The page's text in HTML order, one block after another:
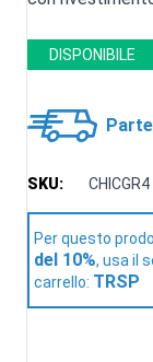
DISPONIBILE
SKU: CHICGR4
Per questo
del 10%, usa il
carrello: TRSP